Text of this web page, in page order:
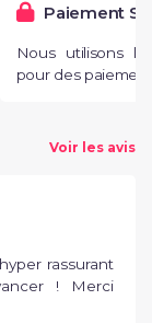
Paiement
Nous utilisons le
pour des
Voir les avis
rassurant
! Merci